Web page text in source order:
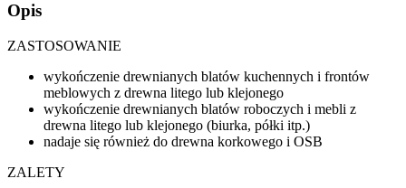
Opis
ZASTOSOWANIE
wykończenie drewnianych blatów kuchennych i frontów
meblowych z drewna litego lub klejonego
wykończenie drewnianych blatów roboczych i mebli z
drewna litego lub klejonego (biurka, półki itp.)
nadaje się również do drewna korkowego i OSB
ZALETY